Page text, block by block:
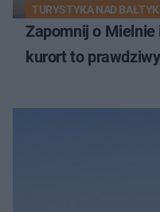
TURYSTYKA NAD
Zapomnij o Mielnie
kurort to